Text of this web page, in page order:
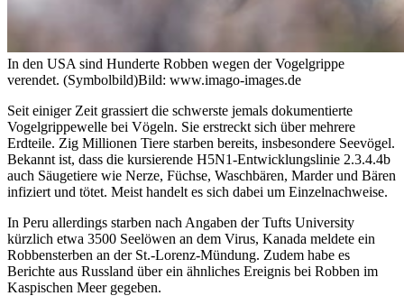
In den USA sind Hunderte Robben wegen der Vogelgrippe
verendet. (Symbolbild)Bild: www.imago-images.de
Seit einiger Zeit grassiert die schwerste jemals dokumentierte
Vogelgrippewelle bei Vögeln. Sie erstreckt sich über mehrere
Erdteile. Zig Millionen Tiere starben bereits, insbesondere Seevögel.
Bekannt ist, dass die kursierende H5N1-Entwicklungslinie 2.3.4.4b
auch Säugetiere wie Nerze, Füchse, Waschbären, Marder und Bären
infiziert und tötet. Meist handelt es sich dabei um Einzelnachweise.
In Peru allerdings starben nach Angaben der Tufts University
kürzlich etwa 3500 Seelöwen an dem Virus, Kanada meldete ein
Robbensterben an der St.-Lorenz-Mündung. Zudem habe es
Berichte aus Russland über ein ähnliches Ereignis bei Robben im
Kaspischen Meer gegeben.